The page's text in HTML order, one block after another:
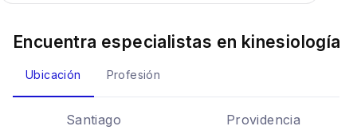
Encuentra especialistas en kinesiología
Ubicación Profesión
Santiago
Providencia